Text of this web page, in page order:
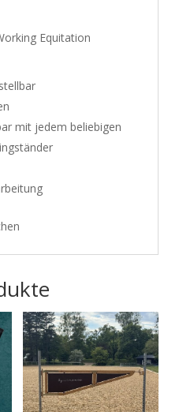
Equitation
mit jedem beliebigen